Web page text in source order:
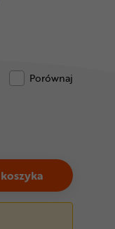
Porównaj